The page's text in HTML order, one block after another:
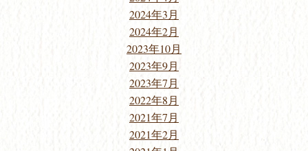
2024年3月
2024年2月
2023年10月
2023年9月
2023年7月
2022年8月
2021年7月
2021年2月